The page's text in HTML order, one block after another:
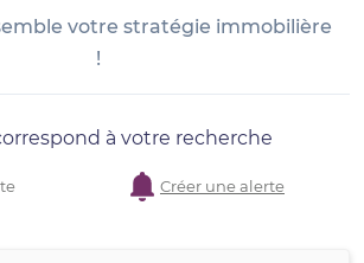
votre stratégie immobilière
!
à votre recherche
Créer une alerte